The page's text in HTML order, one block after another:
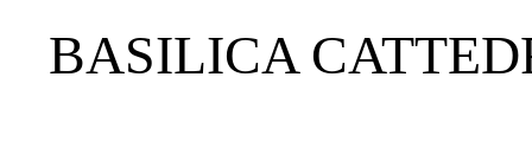
BASILICA